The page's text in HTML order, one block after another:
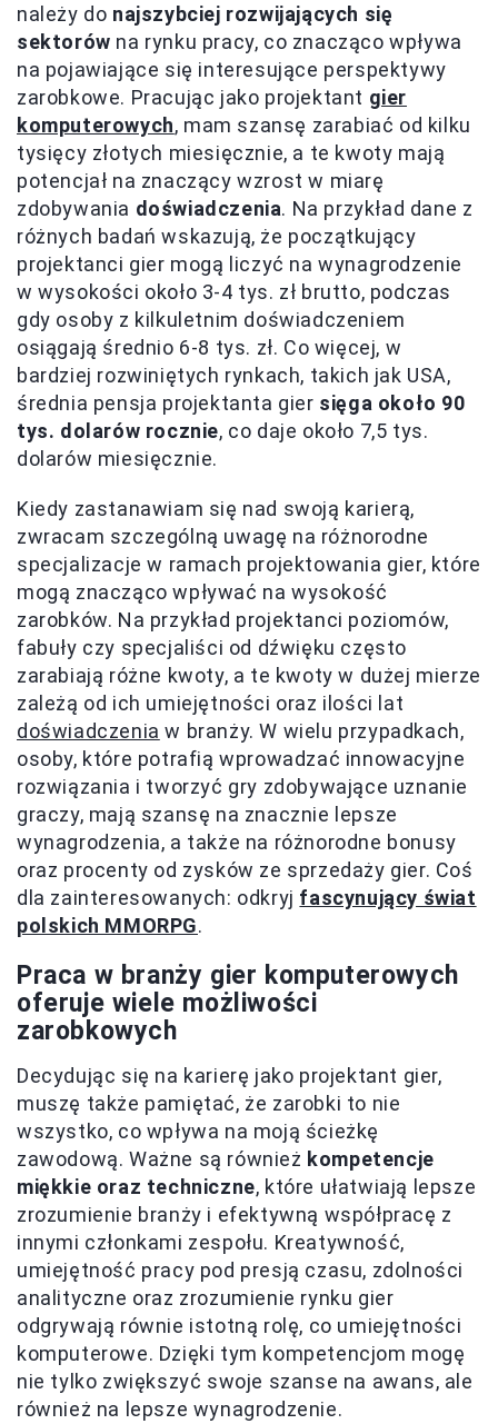
należy do najszybciej rozwijających się
sektorów na rynku pracy, co znacząco wpływa
na pojawiające się interesujące perspektywy
zarobkowe. Pracując jako projektant gier
komputerowych, mam szansę zarabiać od kilku
tysięcy złotych miesięcznie, a te kwoty mają
potencjał na znaczący wzrost w miarę
zdobywania doświadczenia. Na przykład dane z
różnych badań wskazują, że początkujący
projektanci gier mogą liczyć na wynagrodzenie
w wysokości około 3-4 tys. zł brutto, podczas
gdy osoby z kilkuletnim doświadczeniem
osiągają średnio 6-8 tys. zł. Co więcej, w
bardziej rozwiniętych rynkach, takich jak USA,
średnia pensja projektanta gier sięga około 90
tys. dolarów rocznie, co daje około 7,5 tys.
dolarów miesięcznie.
Kiedy zastanawiam się nad swoją karierą,
zwracam szczególną uwagę na różnorodne
specjalizacje w ramach projektowania gier, które
mogą znacząco wpływać na wysokość
zarobków. Na przykład projektanci poziomów,
fabuły czy specjaliści od dźwięku często
zarabiają różne kwoty, a te kwoty w dużej mierze
zależą od ich umiejętności oraz ilości lat
doświadczenia w branży. W wielu przypadkach,
osoby, które potrafią wprowadzać innowacyjne
rozwiązania i tworzyć gry zdobywające uznanie
graczy, mają szansę na znacznie lepsze
wynagrodzenia, a także na różnorodne bonusy
oraz procenty od zysków ze sprzedaży gier. Coś
dla zainteresowanych: odkryj fascynujący świat
polskich MMORPG.
Praca w branży gier komputerowych
oferuje wiele możliwości
zarobkowych
Decydując się na karierę jako projektant gier,
muszę także pamiętać, że zarobki to nie
wszystko, co wpływa na moją ścieżkę
zawodową. Ważne są również kompetencje
miękkie oraz techniczne, które ułatwiają lepsze
zrozumienie branży i efektywną współpracę z
innymi członkami zespołu. Kreatywność,
umiejętność pracy pod presją czasu, zdolności
analityczne oraz zrozumienie rynku gier
odgrywają równie istotną rolę, co umiejętności
komputerowe. Dzięki tym kompetencjom mogę
nie tylko zwiększyć swoje szanse na awans, ale
również na lepsze wynagrodzenie.